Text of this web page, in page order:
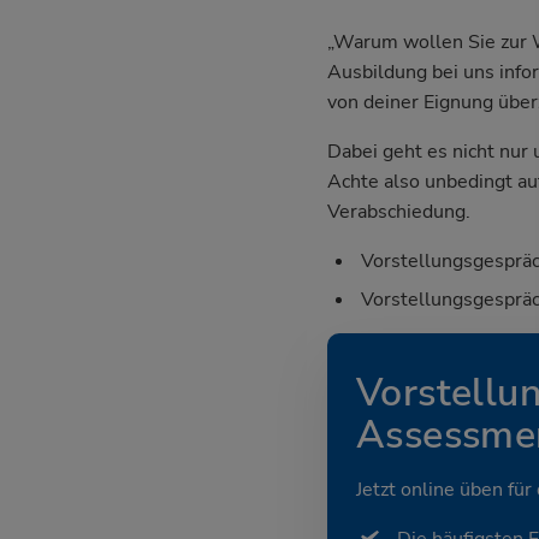
„Warum wollen Sie zur
Ausbildung bei uns
von deiner Eignung
Dabei geht es nicht nur
Achte also unbedingt
Verabschiedung.
Jetzt online üben für